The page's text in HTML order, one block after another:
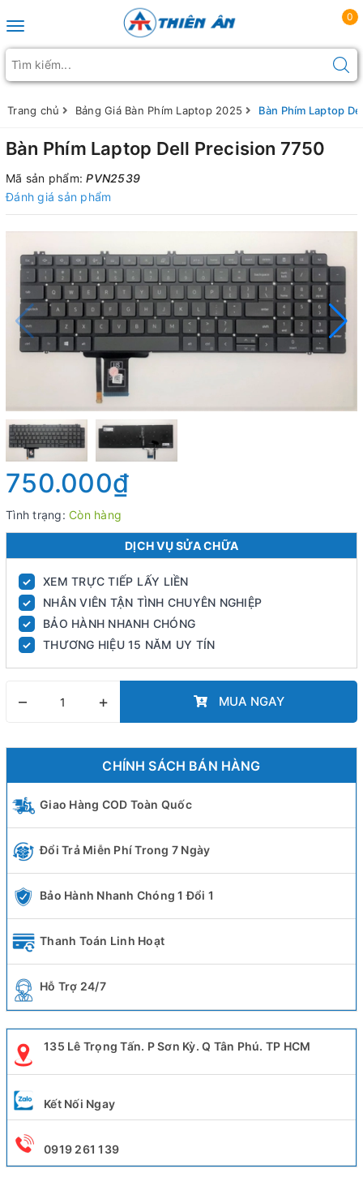
Toggle navigation
0
Trang chủ Bảng Giá Bàn Phím Laptop 2025 Bàn Phím Laptop
Bàn Phím Laptop Dell Precision 7750
Mã sản phẩm:PVN2539
Đánh giá sản phẩm
750.000₫
Tình trạng: Còn hàng
DỊCH VỤ SỬA CHỮA
✓ XEM TRỰC TIẾP LẤY LIỀN
✓ NHÂN VIÊN TẬN TÌNH CHUYÊN NGHIỆP
✓ BẢO HÀNH NHANH CHÓNG
✓ THƯƠNG HIỆU 15 NĂM UY TÍN
– + MUA NGAY
CHÍNH SÁCH BÁN HÀNG
Giao Hàng COD Toàn Quốc
Đổi Trả Miễn Phí Trong 7 Ngày
Bảo Hành Nhanh Chóng 1 Đổi 1
Thanh Toán Linh Hoạt
Hỗ Trợ 24/7
135 Lê Trọng Tấn. P Sơn Kỳ. Q Tân Phú. TP HCM
Kết Nối Ngay
0919 261 139